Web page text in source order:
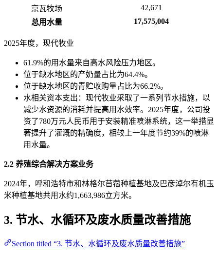
京瓦牧场
42,671
总用水量
17,575,004
2025年度，现代牧业
61.9%的用水量来自高水风险压力地区。
位于缺水地区的产奶量占比为64.4%。
位于缺水地区的青贮收购量占比为66.2%。
水相关资本支出：现代牧业采取了一系列节水措施，以
减少水资源的消耗并提高用水效率。2025年度，公司投
资了780万元人民币用于安装精准喷淋系统，这一举措显
著提升了灌溉的精确度，相较上一年度节约39%的喷淋
用水量。
2.2 养殖综合解决方案业务
2024年，呼和浩特市和林格尔苜蓿种植基地及巴彦淖尔有机玉
米种植基地共用水约1,663,986立方米。
3. 节水、水循环及废水质量改善措施
Section titled “3. 节水、水循环及废水质量改善措施”